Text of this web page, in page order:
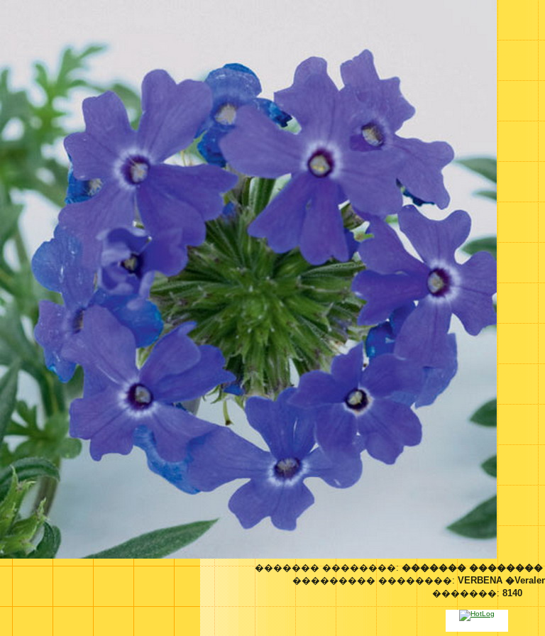
������� ��������:�������
��������� ��������:VERBENA
�������: 8140